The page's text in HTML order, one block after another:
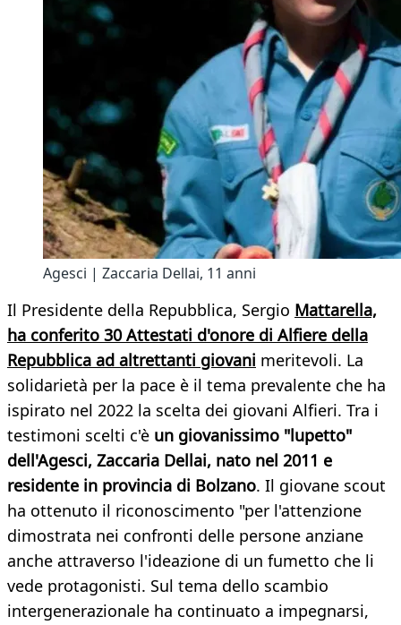
Agesci | Zaccaria Dellai, 11 anni
Il Presidente della Repubblica, Sergio Mattarella,
ha conferito 30 Attestati d'onore di Alfiere della
Repubblica ad altrettanti giovani meritevoli. La
solidarietà per la pace è il tema prevalente che ha
ispirato nel 2022 la scelta dei giovani Alfieri. Tra i
testimoni scelti c'è un giovanissimo "lupetto"
dell'Agesci, Zaccaria Dellai, nato nel 2011 e
residente in provincia di Bolzano. Il giovane scout
ha ottenuto il riconoscimento "per l'attenzione
dimostrata nei confronti delle persone anziane
anche attraverso l'ideazione di un fumetto che li
vede protagonisti. Sul tema dello scambio
intergenerazionale ha continuato a impegnarsi,